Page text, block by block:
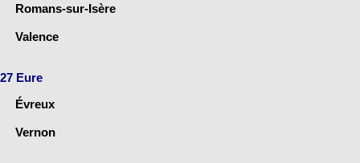
Romans-sur-Isère
Valence
27 Eure
Évreux
Vernon